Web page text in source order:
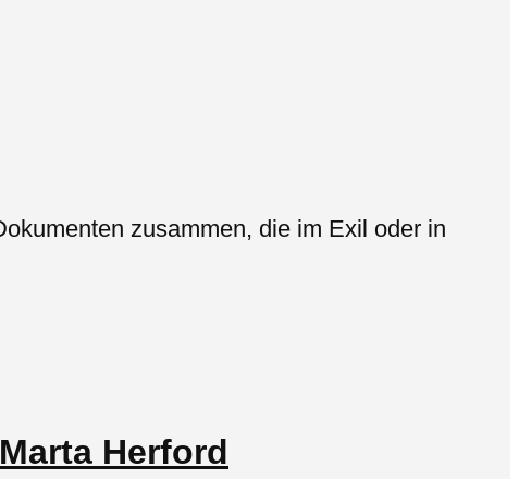
zusammen, die im Exil oder in
Herford